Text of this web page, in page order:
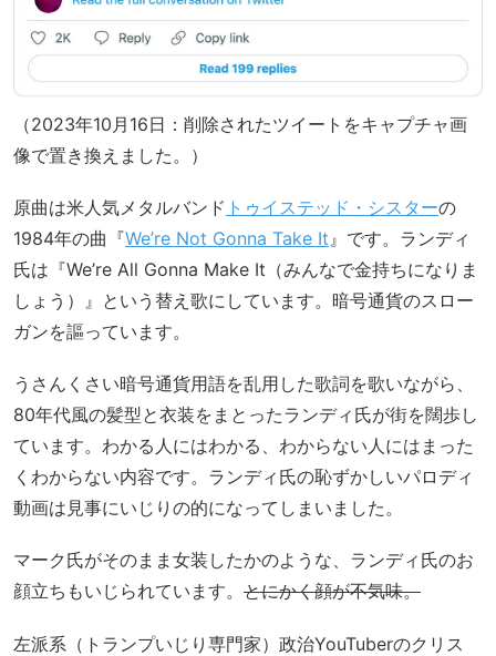
（2023年10月16日：削除されたツイートをキャプチャ画
像で置き換えました。）
原曲は米人気メタルバンド トゥイステッド・シスターの
1984年の曲『We’re Not Gonna Take It』です。ランディ
氏は『We’re All Gonna Make It（みんなで金持ちになりま
しょう）』という替え歌にしています。暗号通貨のスロー
ガンを謳っています。
うさんくさい暗号通貨用語を乱用した歌詞を歌いながら、
80年代風の髪型と衣装をまとったランディ氏が街を闊歩し
ています。わかる人にはわかる、わからない人にはまった
くわからない内容です。ランディ氏の恥ずかしいパロディ
動画は見事にいじりの的になってしまいました。
マーク氏がそのまま女装したかのような、ランディ氏のお
顔立ちもいじられています。 とにかく顔が不気味。
左派系（トランプいじり専門家）政治YouTuberのクリス